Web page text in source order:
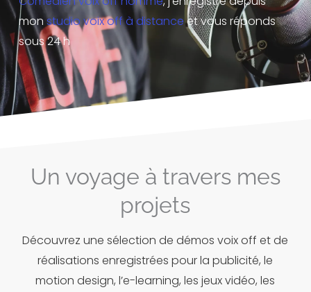
monstudio voix off à distanceet vous réponds
sous 24 h
Un voyage à travers mes
projets
Découvrez une sélection de démos voix off et de
réalisations enregistrées pour la publicité, le
motion design, l’e-learning, les jeux vidéo, les